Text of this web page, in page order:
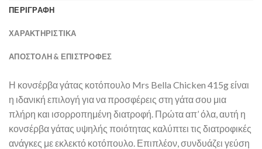
ΠΕΡΙΓΡΑΦΗ
ΧΑΡΑΚΤΗΡΙΣΤΙΚΑ
ΑΠΟΣΤΟΛΉ & ΕΠΙΣΤΡΟΦΈΣ
Η κονσέρβα γάτας κοτόπουλο Mrs Bella Chicken 415g είναι
η ιδανική επιλογή για να προσφέρεις στη γάτα σου μια
πλήρη και ισορροπημένη διατροφή. Πρώτα απ’ όλα, αυτή η
κονσέρβα γάτας υψηλής ποιότητας καλύπτει τις διατροφικές
ανάγκες με εκλεκτό κοτόπουλο. Επιπλέον, συνδυάζει γεύση